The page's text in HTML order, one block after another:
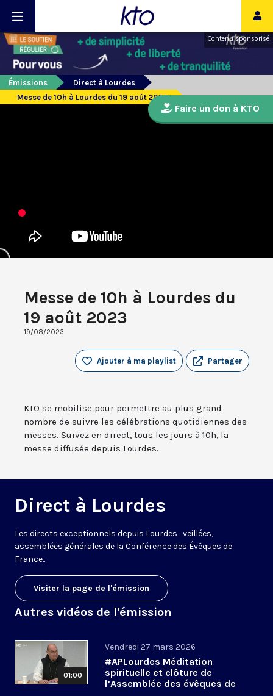
Contenu sponsorisé
Émissions
Direct à Lourdes
Messe de 10h à Lourdes du 19 août 2023
Messe de 10h à Lourdes du
19 août 2023
19/08/2023
Partager
Ajouter à ma playlist
KTO se mobilise pour permettre au plus grand
nombre de suivre les célébrations quotidiennes des
messes. Suivez en direct, tous les jours à 10h, la
messe diffusée depuis Lourdes.
Direct à Lourdes
Les directs exceptionnels depuis Lourdes : veillées,
assemblées générales de la Conférence des Évêques de
France...
Visiter la page de l'émission
Autres vidéos de l'émission
01:00
Vendredi 27 mars 2026
#APLourdes Méditation
spirituelle et clôture de
l’Assemblée des évêques de
Faire un don à KTO